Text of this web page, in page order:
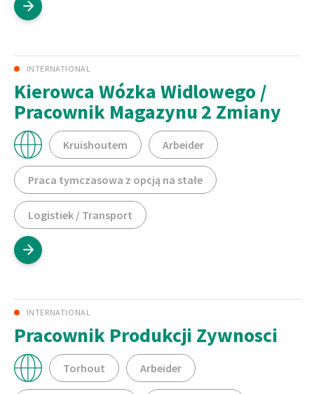
INTERNATIONAL
Kierowca Wózka Widlowego /
Pracownik Magazynu 2 Zmiany
Kruishoutem Arbeider
Praca tymczasowa z opcją na stałe
Logistiek / Transport
INTERNATIONAL
Pracownik Produkcji Zywnosci
Torhout Arbeider